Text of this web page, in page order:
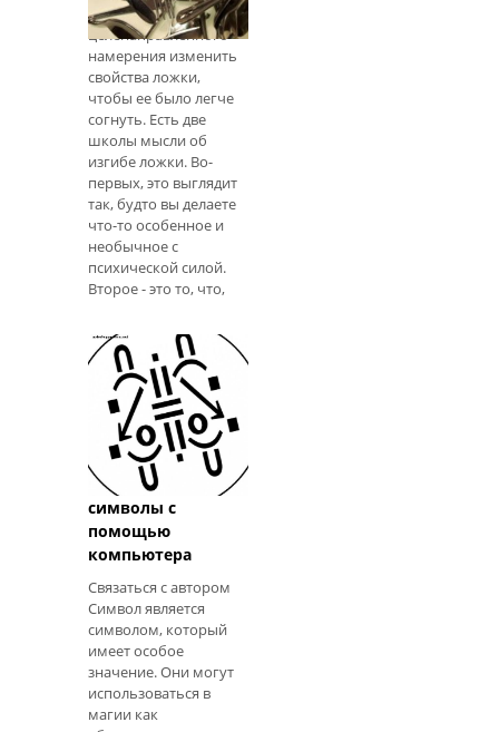
- это процесс
целенаправленного
намерения изменить
свойства ложки,
чтобы ее было легче
согнуть. Есть две
школы мысли об
изгибе ложки. Во-
первых, это выглядит
так, будто вы делаете
что-то особенное и
необычное с
психической силой.
Второе - это то, что,
сосредоточившись
Как создать
магические
символы с
помощью
компьютера
Связаться с автором
Символ является
символом, который
имеет особое
значение. Они могут
использоваться в
магии как